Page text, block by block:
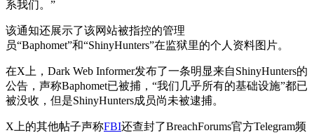
系我们。”
该通知还展示了该网站被指控的管理
员“Baphomet”和“ShinyHunters”在监狱里的个人资料图片。
在X上，Dark Web Informer发布了一条明显来自ShinyHunters的
公告，声称Baphomet已被捕，“我们几乎所有的基础设施”都已
被没收，但是ShinyHunters成员尚未被逮捕。
X上的其他帖子声称FBI还查封了BreachForums官方Telegram频